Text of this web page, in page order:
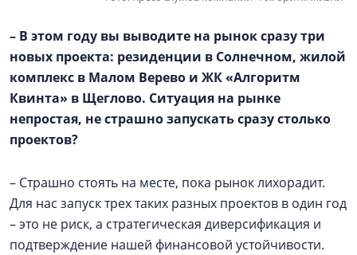
– В этом году вы выводите на рынок сразу три
новых проекта: резиденции в Солнечном, жилой
комплекс в Малом Верево и ЖК «Алгоритм
Квинта» в Щеглово. Ситуация на рынке
непростая, не страшно запускать сразу столько
проектов?
– Страшно стоять на месте, пока рынок лихорадит.
Для нас запуск трех таких разных проектов в один год
– это не риск, а стратегическая диверсификация и
подтверждение нашей финансовой устойчивости.